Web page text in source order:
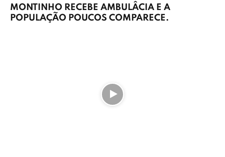
MONTINHO RECEBE AMBULÂCIA E A
POPULAÇÃO POUCOS COMPARECE.